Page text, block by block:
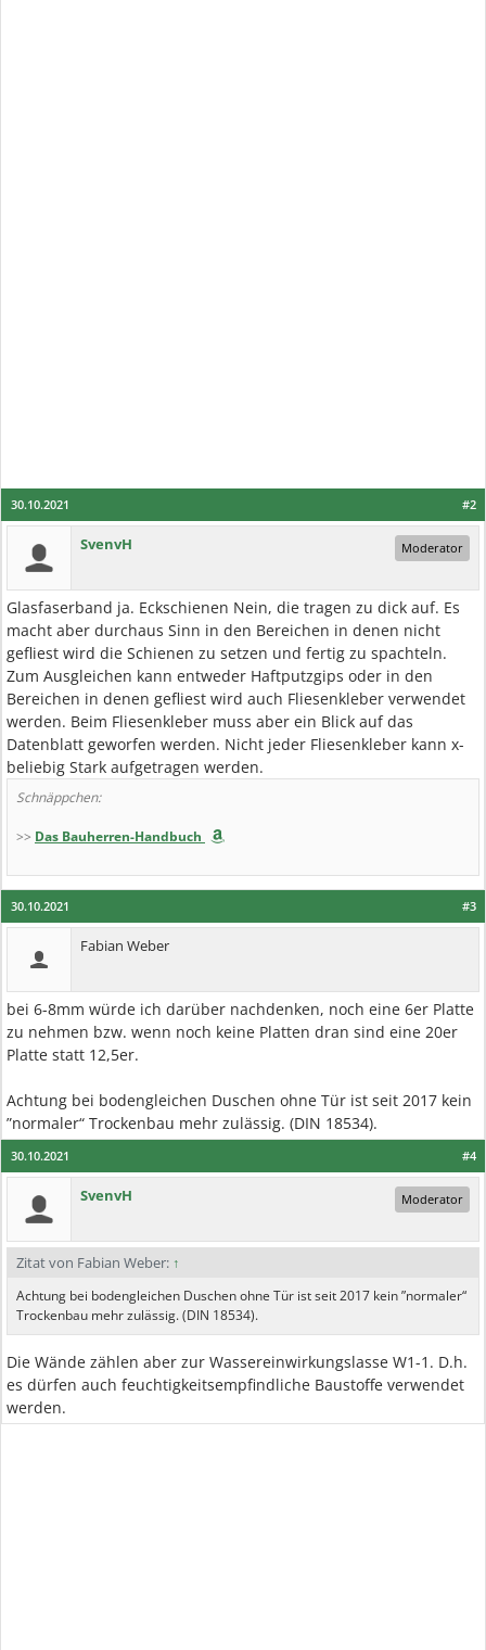
#2
30.10.2021
SvenvH Moderator
Glasfaserband ja. Eckschienen Nein, die tragen zu dick auf. Es
macht aber durchaus Sinn in den Bereichen in denen nicht
gefliest wird die Schienen zu setzen und fertig zu spachteln.
Zum Ausgleichen kann entweder Haftputzgips oder in den
Bereichen in denen gefliest wird auch Fliesenkleber verwendet
werden. Beim Fliesenkleber muss aber ein Blick auf das
Datenblatt geworfen werden. Nicht jeder Fliesenkleber kann x-
beliebig Stark aufgetragen werden.
Schnäppchen:
>> Das Bauherren-Handbuch
#3
30.10.2021
Fabian Weber
bei 6-8mm würde ich darüber nachdenken, noch eine 6er Platte
zu nehmen bzw. wenn noch keine Platten dran sind eine 20er
Platte statt 12,5er.
Achtung bei bodengleichen Duschen ohne Tür ist seit 2017 kein
”normaler“ Trockenbau mehr zulässig. (DIN 18534).
#4
30.10.2021
SvenvH Moderator
Zitat von Fabian Weber: ↑
Achtung bei bodengleichen Duschen ohne Tür ist seit 2017 kein ”normaler“
Trockenbau mehr zulässig. (DIN 18534).
Die Wände zählen aber zur Wassereinwirkungslasse W1-1. D.h.
es dürfen auch feuchtigkeitsempfindliche Baustoffe verwendet
werden.